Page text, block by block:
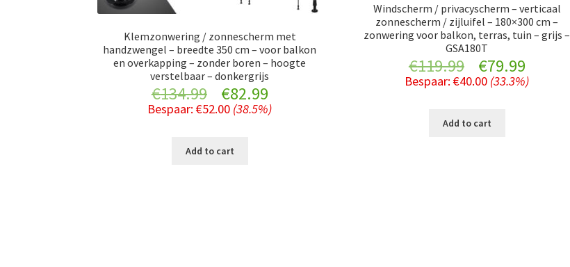
Klemzonwering / zonnescherm met
handzwengel – breedte 350 cm – voor balkon
en overkapping – zonder boren – hoogte
verstelbaar – donkergrijs
€134.99
Original
price
was:
€82.99Current
price
Bespaar:€52.00 (38.5%)
Add to cart
Windscherm / privacyscherm – verticaal
zonnescherm / zijluifel – 180×300 cm –
zonwering voor balkon, terras, tuin – grijs –
GSA180T
€119.99
Original
price
was:
€79.99
price
Bespaar:€40.00 (33.3%)
Add to cart